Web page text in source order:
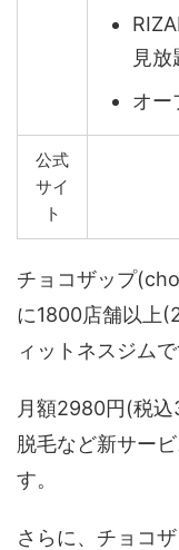
見放
オー
公式
サイ
ト
チョコザップ
に1800店舗以上
ィットネスジムで
月額2980円(税
脱毛など新サー
す。
さらに、チョコ